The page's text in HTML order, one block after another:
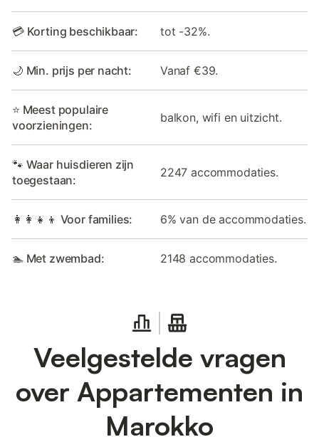
💳 Korting beschikbaar: tot -32%.
🌙 Min. prijs per nacht: Vanaf €39.
⭐ Meest populaire
voorzieningen:
balkon, wifi en uitzicht.
🐾 Waar huisdieren zijn
toegestaan:
2247 accommodaties.
👩‍👩‍👧‍👦 Voor families: 6% van de accommodaties.
🏊 Met zwembad: 2148 accommodaties.
Veelgestelde vragen
over Appartementen in
Marokko